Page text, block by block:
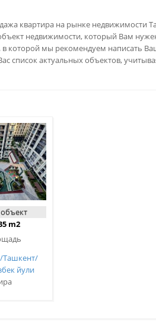
квартира на рынке недвижимости
недвижимости, который Вам
в которой мы рекомендуем написать
список актуальных объектов,
объект
m2
Ташкент/
йули